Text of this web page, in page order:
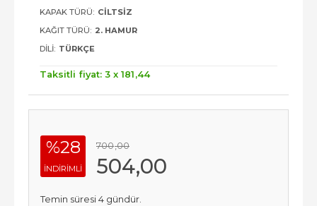
KAPAK TÜRÜ: CILTSIZ
KAĞIT TÜRÜ: 2. HAMUR
DILI: TÜRKÇE
Taksitli fiyat: 3 x 181 ,44
%28
INDIRIMLI
700,00
504,00
Temin süresi 4 gündür.